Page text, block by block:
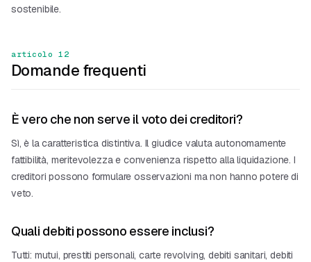
sostenibile.
articolo 12
Domande frequenti
È vero che non serve il voto dei creditori?
Sì, è la caratteristica distintiva. Il giudice valuta autonomamente
fattibilità, meritevolezza e convenienza rispetto alla liquidazione. I
creditori possono formulare osservazioni ma non hanno potere di
veto.
Quali debiti possono essere inclusi?
Tutti: mutui, prestiti personali, carte revolving, debiti sanitari, debiti